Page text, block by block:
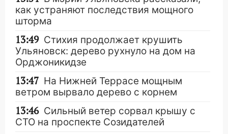
как устраняют последствия мощного
шторма
13:49 Стихия продолжает крушить
Ульяновск: дерево рухнуло на дом на
Орджоникидзе
13:47 На Нижней Террасе мощным
ветром вырвало дерево с корнем
13:46 Сильный ветер сорвал крышу с
СТО на проспекте Созидателей